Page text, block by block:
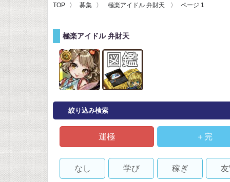
TOP 募集 極楽アイドル 弁財天 ページ 1
極楽アイドル 弁財天
絞り込み検索
運極 ＋完
なし 学び 稼ぎ